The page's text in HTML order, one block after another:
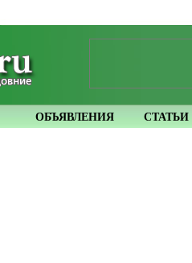
ОБЪЯВЛЕНИЯ СТАТЬИ